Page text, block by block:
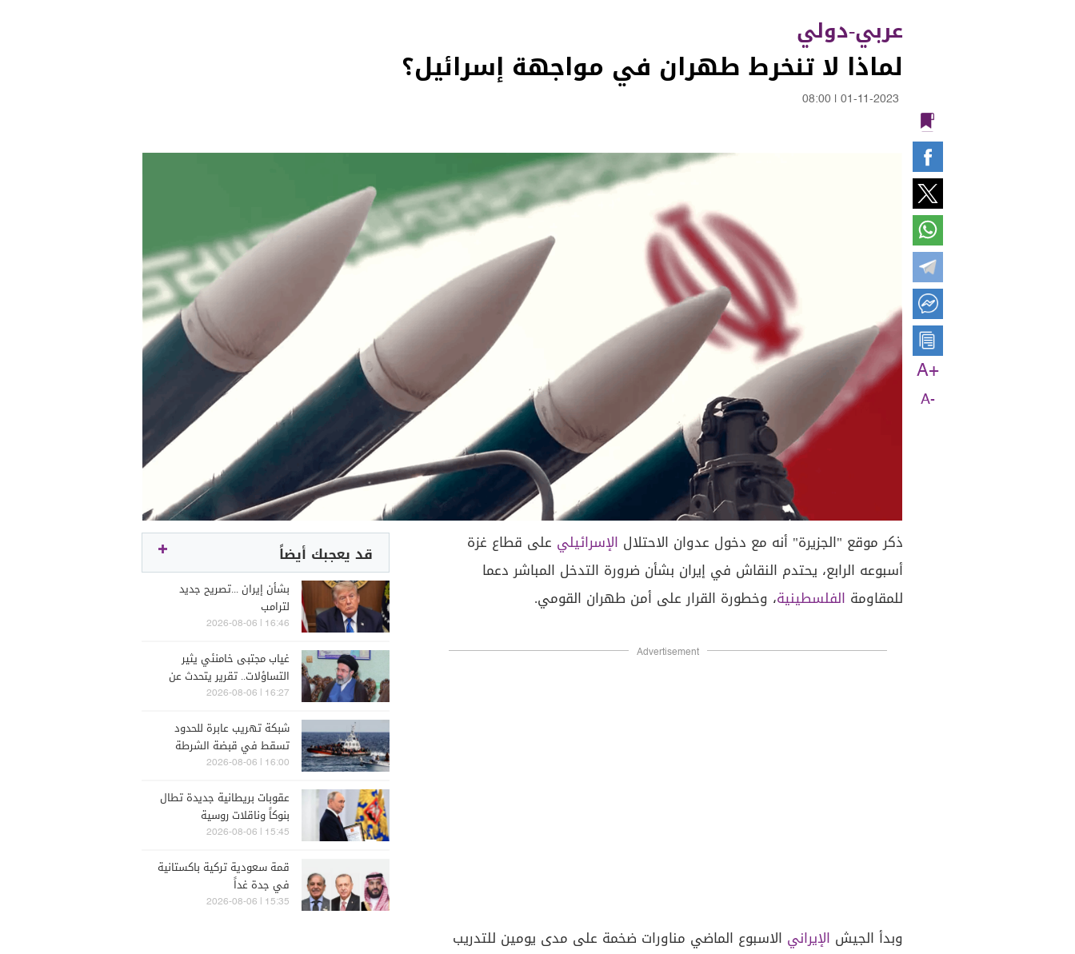
عربي-دولي
لماذا لا تنخرط طهران في مواجهة إسرائيل؟
01-11-2023
08:00
A+
A-
ذكر موقع "الجزيرة" أنه مع دخول عدوان الاحتلال الإسرائيلي على قطاع غزة
أسبوعه الرابع، يحتدم النقاش في إيران بشأن ضرورة التدخل المباشر دعما
للمقاومة الفلسطينية، وخطورة القرار على أمن طهران القومي.
Advertisement
وبدأ الجيش الإيراني الاسبوع الماضي مناورات ضخمة على مدى يومين للتدريب
قد يعجبك أيضاً
بشأن إيران ...تصريح جديد
لترامب
16:46 | 2026-08-06
غياب مجتبى خامنئي يثير
التساؤلات.. تقرير يتحدث عن
تدهور صحته
16:27 | 2026-08-06
شبكة تهريب عابرة للحدود
تسقط في قبضة الشرطة
الإيطالية
16:00 | 2026-08-06
عقوبات بريطانية جديدة تطال
بنوكاً وناقلات روسية
15:45 | 2026-08-06
قمة سعودية تركية باكستانية
في جدة غداً
15:35 | 2026-08-06